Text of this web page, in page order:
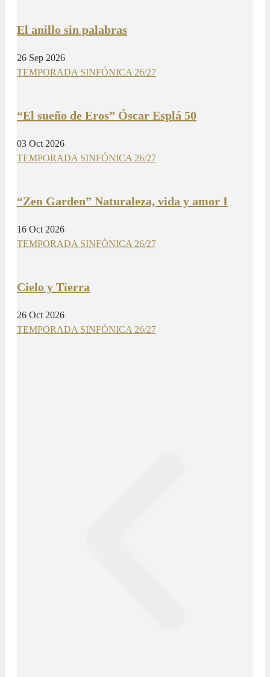
El anillo sin palabras
26 Sep 2026
TEMPORADA SINFÓNICA 26/27
“El sueño de Eros” Óscar Esplá 50
03 Oct 2026
TEMPORADA SINFÓNICA 26/27
“Zen Garden” Naturaleza, vida y amor I
16 Oct 2026
TEMPORADA SINFÓNICA 26/27
Cielo y Tierra
26 Oct 2026
TEMPORADA SINFÓNICA 26/27